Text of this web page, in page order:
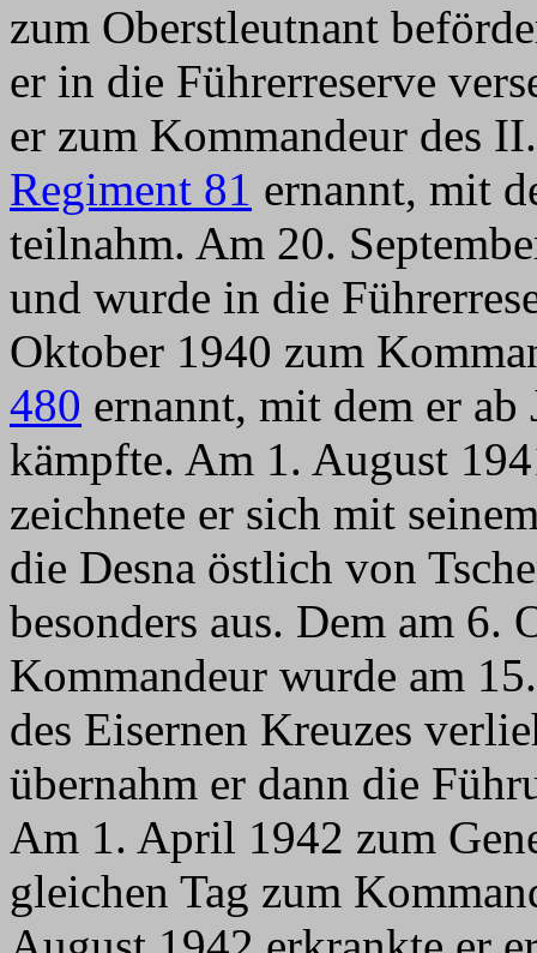
zum Oberstleutnant
er in die Führerreserve
er zum Kommandeur des
Regiment 81 ernannt, mit
teilnahm. Am 20.
und wurde in die
Oktober 1940 zum
480 ernannt, mit dem er
kämpfte. Am 1. August
zeichnete er sich mit
die Desna östlich von
besonders aus. Dem am 6.
Kommandeur wurde am
des Eisernen Kreuzes
übernahm er dann die
Am 1. April 1942 zum
gleichen Tag zum